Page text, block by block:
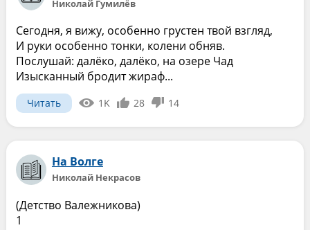
Николай Гумилёв
Сегодня, я вижу, особенно грустен твой взгляд,
И руки особенно тонки, колени обняв.
Послушай: далёко, далёко, на озере Чад
Изысканный бродит жираф...
Читать 1K 28 14
На Волге
Николай Некрасов
(Детство Валежникова)
1